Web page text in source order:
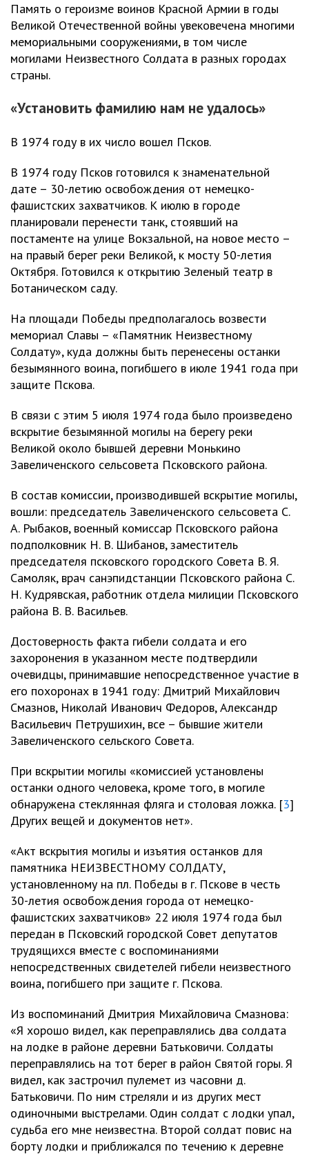
Память о героизме воинов Красной Армии в годы
Великой Отечественной войны увековечена многими
мемориальными сооружениями, в том числе
могилами Неизвестного Солдата в разных городах
страны.
«Установить фамилию нам не удалось»
В 1974 году в их число вошел Псков.
В 1974 году Псков готовился к знаменательной
дате – 30-летию освобождения от немецко-
фашистских захватчиков. К июлю в городе
планировали перенести танк, стоявший на
постаменте на улице Вокзальной, на новое место –
на правый берег реки Великой, к мосту 50-летия
Октября. Готовился к открытию Зеленый театр в
Ботаническом саду.
На площади Победы предполагалось возвести
мемориал Славы – «Памятник Неизвестному
Солдату», куда должны быть перенесены останки
безымянного воина, погибшего в июле 1941 года при
защите Пскова.
В связи с этим 5 июля 1974 года было произведено
вскрытие безымянной могилы на берегу реки
Великой около бывшей деревни Монькино
Завеличенского сельсовета Псковского района.
В состав комиссии, производившей вскрытие могилы,
вошли: председатель Завеличенского сельсовета С.
А. Рыбаков, военный комиссар Псковского района
подполковник Н. В. Шибанов, заместитель
председателя псковского городского Совета В. Я.
Самоляк, врач санэпидстанции Псковского района С.
Н. Кудрявская, работник отдела милиции Псковского
района В. В. Васильев.
Достоверность факта гибели солдата и его
захоронения в указанном месте подтвердили
очевидцы, принимавшие непосредственное участие в
его похоронах в 1941 году: Дмитрий Михайлович
Смазнов, Николай Иванович Федоров, Александр
Васильевич Петрушихин, все – бывшие жители
Завеличенского сельского Совета.
При вскрытии могилы «комиссией установлены
останки одного человека, кроме того, в могиле
обнаружена стеклянная фляга и столовая ложка. [3]
Других вещей и документов нет».
«Акт вскрытия могилы и изъятия останков для
памятника НЕИЗВЕСТНОМУ СОЛДАТУ,
установленному на пл. Победы в г. Пскове в честь
30-летия освобождения города от немецко-
фашистских захватчиков» 22 июля 1974 года был
передан в Псковский городской Совет депутатов
трудящихся вместе с воспоминаниями
непосредственных свидетелей гибели неизвестного
воина, погибшего при защите г. Пскова.
Из воспоминаний Дмитрия Михайловича Смазнова:
«Я хорошо видел, как переправлялись два солдата
на лодке в районе деревни Батьковичи. Солдаты
переправлялись на тот берег в район Святой горы. Я
видел, как застрочил пулемет из часовни д.
Батьковичи. По ним стреляли и из других мест
одиночными выстрелами. Один солдат с лодки упал,
судьба его мне неизвестна. Второй солдат повис на
борту лодки и приближался по течению к деревне